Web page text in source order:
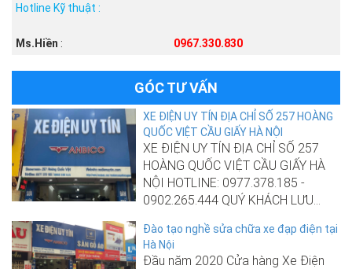
Hotline Kỹ thuật :
Ms.Hiền : 0967.330.830
GÓC TƯ VẤN
XE ĐIỆN UY TÍN ĐỊA CHỈ SỐ 257 HOÀNG
QUỐC VIỆT CẦU GIẤY HÀ NỘI
XE ĐIỆN UY TÍN ĐỊA CHỈ SỐ 257
HOÀNG QUỐC VIỆT CẦU GIẤY HÀ
NỘI HOTLINE: 0977.378.185 -
0902.265.444 QUÝ KHÁCH LƯU...
Đào tạo nghề sửa chữa xe đạp điện tại
Hà Nội
Đầu năm 2020 Cửa hàng Xe Điện